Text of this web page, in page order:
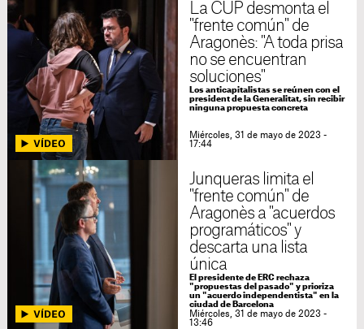
La CUP desmonta el
"frente común" de
Aragonès: "A toda prisa
no se encuentran
soluciones"
Los anticapitalistas se reúnen con el
president de la Generalitat, sin recibir
ninguna propuesta concreta
Miércoles, 31 de mayo de 2023 -
17:44
Junqueras limita el
"frente común" de
Aragonès a "acuerdos
programáticos" y
descarta una lista
única
El presidente de ERC rechaza
"propuestas del pasado" y prioriza
un "acuerdo independentista" en la
ciudad de Barcelona
Miércoles, 31 de mayo de 2023 -
13:46